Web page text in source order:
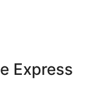
Express